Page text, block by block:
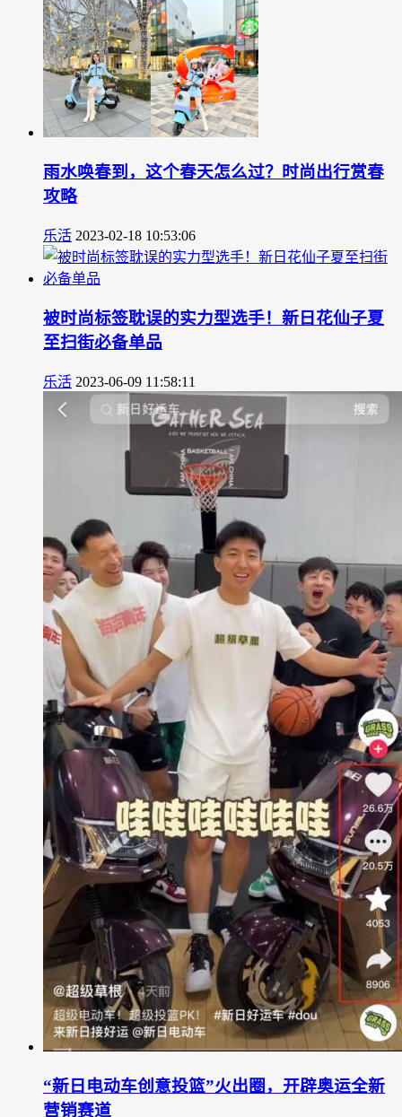
雨水唤春到，这个春天怎么过？时尚出行赏春
攻略
乐活 2023-02-18 10:53:06
被时尚标签耽误的实力型选手！新日花仙子夏
至扫街必备单品
乐活 2023-06-09 11:58:11
“新日电动车创意投篮”火出圈，开辟奥运全新
营销赛道